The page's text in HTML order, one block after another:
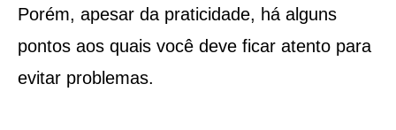
Porém, apesar da praticidade, há alguns
pontos aos quais você deve ficar atento para
evitar problemas.